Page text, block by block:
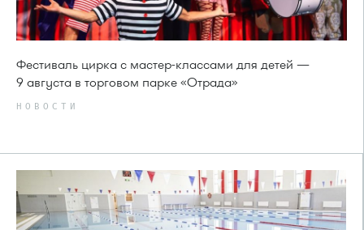
Фестиваль цирка с мастер-классами для детей —
9 августа в торговом парке «Отрада»
НОВОСТИ